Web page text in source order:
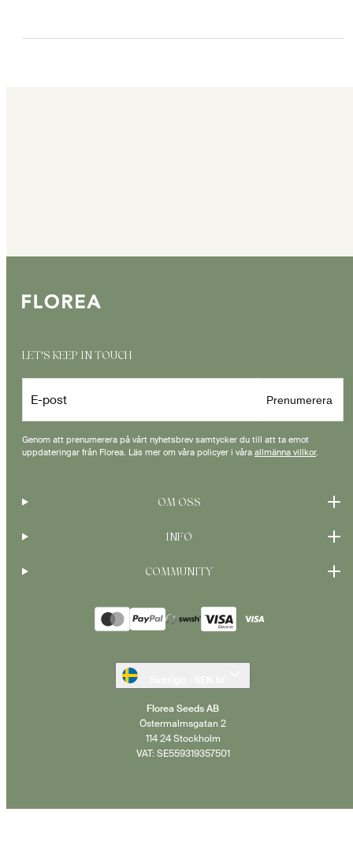
LET'S KEEP IN TOUCH
E-post Prenumerera
Genom att prenumerera på vårt nyhetsbrev samtycker du till att ta emot
uppdateringar från Florea. Läs mer om våra policyer i våra allmänna villkor.
OM OSS
INFO
COMMUNITY
Betalningsmetoder
Florea Seeds AB
Östermalmsgatan 2
114 24 Stockholm
VAT: SE559319357501